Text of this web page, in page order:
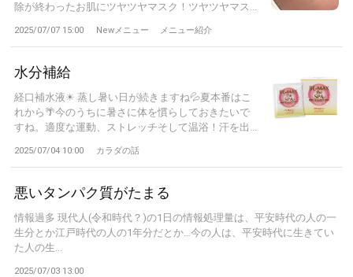
除が終わったお肌にツヤツヤマスク！ツヤツヤマス...
2025/07/07 15:00 Newメニュー メニュー紹介
水分補給
経口補水液☀ 蒸し暑い日が続きますね💦夏本番はこ
れから🌴今のうちに暑さに体を慣らしておきたいで
すね。適度な運動、ストレッチそして温浴！汗を出...
2025/07/04 10:00 カラダの話
悪いタンパク質がたまる
情報過多 現代人(令和時代？)の1日の情報処理量は、平安時代の人の一
生分とか江戸時代の人の1年分だとか…今の人は、平安時代に生きてい
た人の生...
2025/07/03 13:00